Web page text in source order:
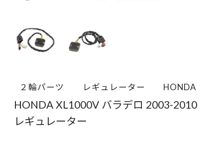
２輪パーツ レギュレーター HONDA
HONDA XL1000V バラデロ 2003-2010
レギュレーター